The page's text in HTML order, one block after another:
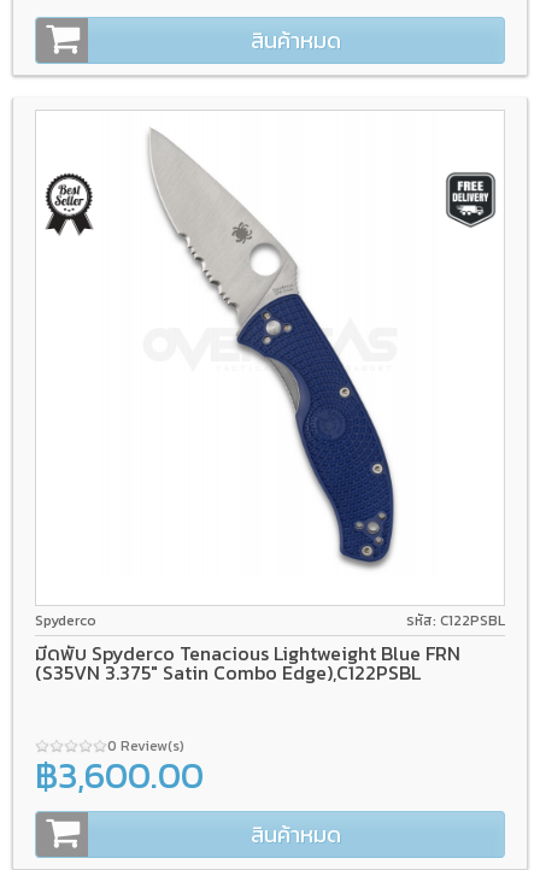
สินค้าหมด
CPM S35VN
Spyderco รหัส: C122PSBL
มีดพับ Spyderco Tenacious Lightweight Blue FRN
(S35VN 3.375" Satin Combo Edge),C122PSBL
0 Review(s)
฿3,600.00
สินค้าหมด